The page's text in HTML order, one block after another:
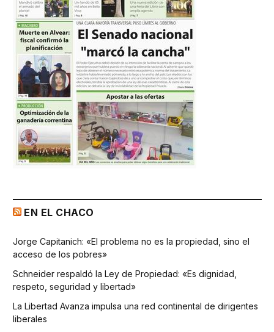
EN EL CHACO
Jorge Capitanich: «El problema no es la propiedad, sino el
acceso de los pobres»
Schneider respaldó la Ley de Propiedad: «Es dignidad,
respeto, seguridad y libertad»
La Libertad Avanza impulsa una red continental de dirigentes
liberales